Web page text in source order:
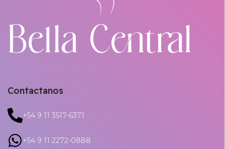
Contactanos
+54 9 11 3517-6371
+54 9 11 2272-0888